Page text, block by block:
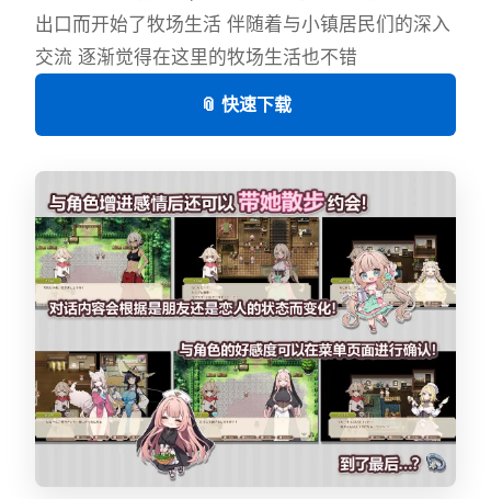
出口而开始了牧场生活 伴随着与小镇居民们的深入
交流 逐渐觉得在这里的牧场生活也不错
📎 快速下载